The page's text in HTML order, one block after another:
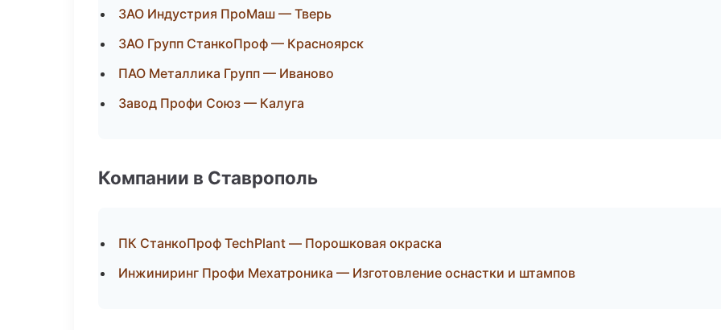
ЗАО Индустрия ПроМаш — Тверь
ЗАО Групп СтанкоПроф — Красноярск
ПАО Металлика Групп — Иваново
Завод Профи Союз — Калуга
Компании в Ставрополь
ПК СтанкоПроф TechPlant — Порошковая окраска
Инжиниринг Профи Мехатроника — Изготовление оснастки и штампов